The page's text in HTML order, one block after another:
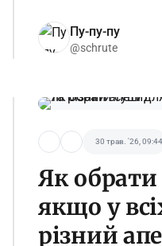
Пу-пу-пу
@schrute
30 трав. '26, 09:44
Як обрати
якщо у
різний